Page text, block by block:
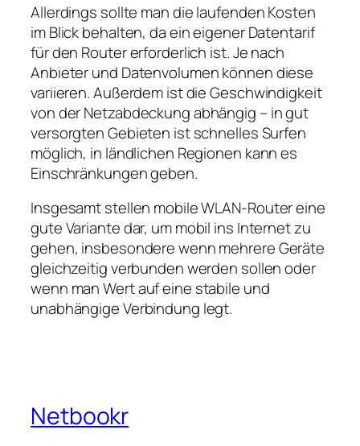
Allerdings sollte man die laufenden Kosten
im Blick behalten, da ein eigener Datentarif
für den Router erforderlich ist. Je nach
Anbieter und Datenvolumen können diese
variieren. Außerdem ist die Geschwindigkeit
von der Netzabdeckung abhängig – in gut
versorgten Gebieten ist schnelles Surfen
möglich, in ländlichen Regionen kann es
Einschränkungen geben.
Insgesamt stellen mobile WLAN‑Router eine
gute Variante dar, um mobil ins Internet zu
gehen, insbesondere wenn mehrere Geräte
gleichzeitig verbunden werden sollen oder
wenn man Wert auf eine stabile und
unabhängige Verbindung legt.
Netbookr